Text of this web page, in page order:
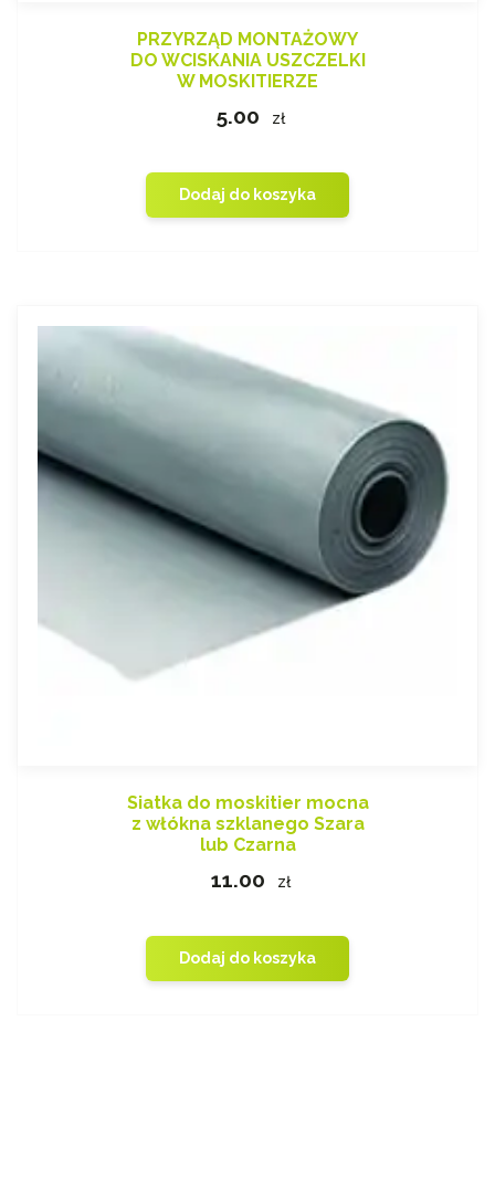
PRZYRZĄD MONTAŻOWY
DO WCISKANIA USZCZELKI
W MOSKITIERZE
5.00 zł
Dodaj do koszyka
Siatka do moskitier mocna
z włókna szklanego Szara
lub Czarna
11.00 zł
Dodaj do koszyka